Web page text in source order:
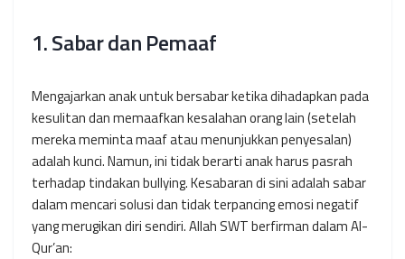
1. Sabar dan Pemaaf
Mengajarkan anak untuk bersabar ketika dihadapkan pada
kesulitan dan memaafkan kesalahan orang lain (setelah
mereka meminta maaf atau menunjukkan penyesalan)
adalah kunci. Namun, ini tidak berarti anak harus pasrah
terhadap tindakan bullying. Kesabaran di sini adalah sabar
dalam mencari solusi dan tidak terpancing emosi negatif
yang merugikan diri sendiri. Allah SWT berfirman dalam Al-
Qur’an: